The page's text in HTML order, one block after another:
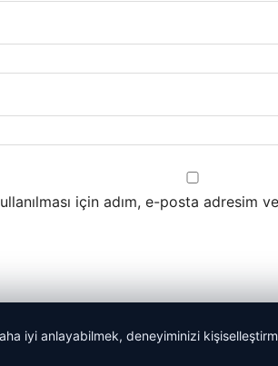
için adım, e-posta adresim
daha iyi anlayabilmek, deneyiminizi